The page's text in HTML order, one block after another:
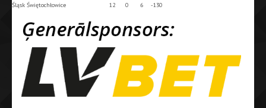
Śląsk Świętochłowice
12 0 6 -130